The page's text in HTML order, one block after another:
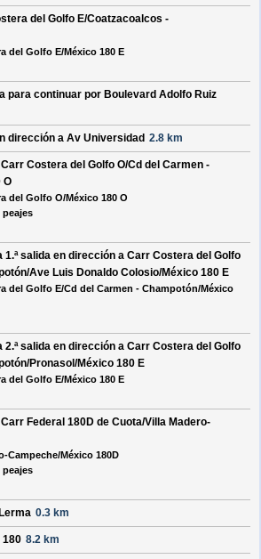
del Golfo E/Coatzacoalcos -
del Golfo E/México 180 E
para continuar por Boulevard Adolfo Ruiz
dirección a Av Universidad 2.8 km
Carr Costera del Golfo O/Cd del Carmen -
O
del Golfo O/México 180 O
peajes
1.ªsalida en dirección a Carr Costera del Golfo
Ave Luis Donaldo Colosio/México 180 E
del Golfo E/Cd del Carmen - Champotón/México
2.ªsalida en dirección a Carr Costera del Golfo
Pronasol/México 180 E
del Golfo E/México 180 E
Carr Federal 180D de Cuota/Villa Madero-
Campeche/México 180D
peajes
Lerma 0.3 km
180 8.2 km